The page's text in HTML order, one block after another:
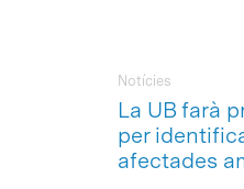
La UB farà
per
afectades
Notícies